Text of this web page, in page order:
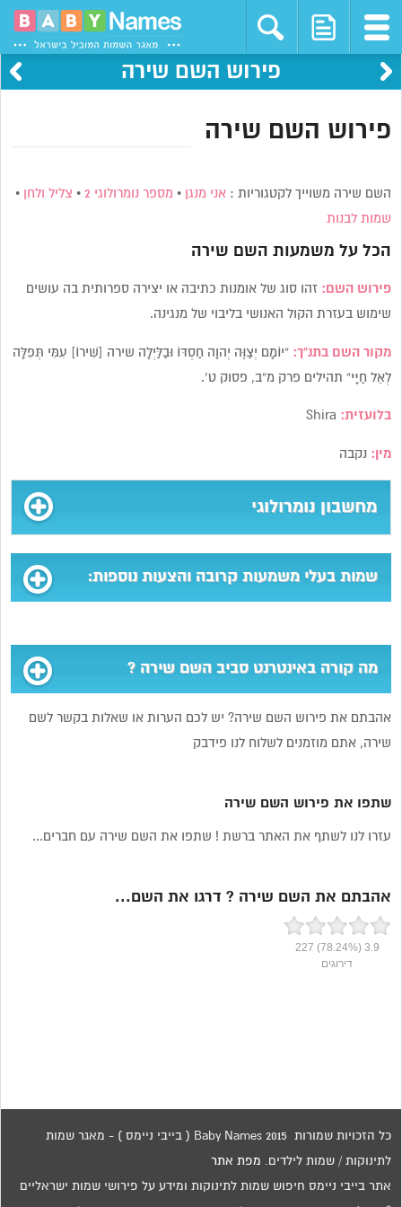
פירוש השם שירה
פירוש השם שירה
השם שירה משוייך לקטגוריות :אני מנגן • מספר נומרולוגי 2 • צליל ולחן •
שמות לבנות
הכל על משמעות השם שירה
פירוש השם: זהו סוג של אומנות כתיבה או יצירה ספרותית בה עושים
שימוש בעזרת הקול האנושי בליבוי של מנגינה.
מקור השם בתנ”ך:“יוֹמָם יְצַוֶּה יְהוָה חַסְדּוֹ וּבַלַּיְלָה שירה [שִׁירוֹ] עִמִּי תְּפִלָּה
לְאֵל חַיָּי” תהילים פרק מ”ב, פסוק ט’.
בלועזית:
מין: נקבה
מחשבון נומרולוגי
שמות בעלי משמעות קרובה והצעות נוספות:
מה קורה באינטרנט סביב השם שירה ?
אהבתם את פירוש השם שירה? יש לכם הערות או שאלות בקשר לשם
שירה, אתם מוזמנים לשלוח לנו פידבק
שתפו את פירוש השם שירה
עזרו לנו לשתף את האתר ברשת ! שתפו את השם שירה עם חברים...
אהבתם את השם שירה ? דרגו את השם...
3.9
(78.24%)
227
דירוגים
כל הזכויות שמורות 2015 Baby Names ( בייבי ניימס ) - מאגר שמות
לתינוקות / שמות לילדים. מפת אתר
אתר בייבי ניימס חיפוש שמות לתינוקות ומידע על פירושי שמות ישראליים